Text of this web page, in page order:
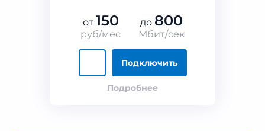
от 150
руб/мес
до 800
Мбит/сек
Подключить
Подробнее